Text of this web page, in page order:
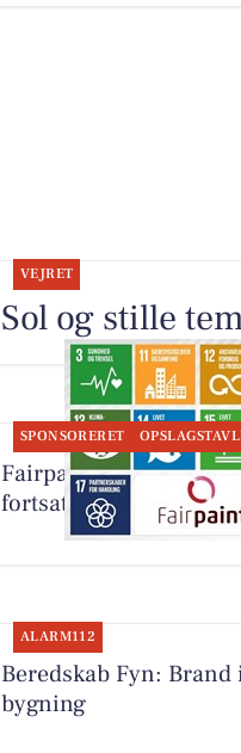
VEJRET
Sol og stille
SPONSORERET
Fairpaint ApS sætter
fortsat brug af
ALARM112
Beredskab Fyn: Brand
bygning